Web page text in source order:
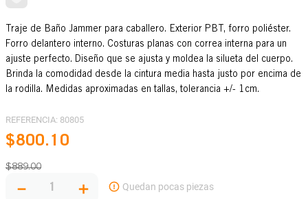
Traje de Baño Jammer para caballero. Exterior PBT, forro poliéster.
Forro delantero interno. Costuras planas con correa interna para un
ajuste perfecto. Diseño que se ajusta y moldea la silueta del cuerpo.
Brinda la comodidad desde la cintura media hasta justo por encima de
la rodilla. Medidas aproximadas en tallas, tolerancia +/- 1cm.
REFERENCIA: 80805
$800. 10
$889.00
＋
－